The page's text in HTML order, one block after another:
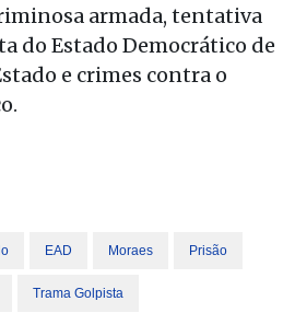
armada, tentativa
do Estado Democrático de
e crimes contra o
EAD Moraes Prisão
Trama Golpista